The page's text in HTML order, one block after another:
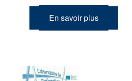
En savoir plus